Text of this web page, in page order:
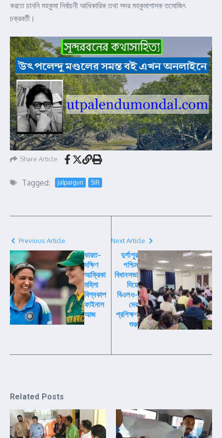
করতে চাননি মহকুমা নির্বাচনী আধিকারিক তথা সদর মহকুমাশাসক তমোজিৎ
চক্রবর্তী।
Share Article
Tagged: Jalpaiguri SIR
Previous Article
ভারত-
দক্ষিণ
আফ্রিকা
মহিলা
বিশ্বকাপ
ফাইনাল
আজ
Next Article
দুর্গাপুর
পশ্চিম
বিধানসভা
দিয়ে
বিএলও-
দের
প্রশিক্ষণ
শুরু
Related Posts